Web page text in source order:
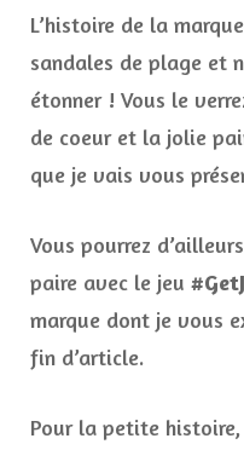
L’histoire de la
sandales de plage et
étonner ! Vous le
de coeur et la jolie
que je vais vous
Vous pourrez
paire avec le jeu
marque dont je vous
fin d’article.
Pour la petite